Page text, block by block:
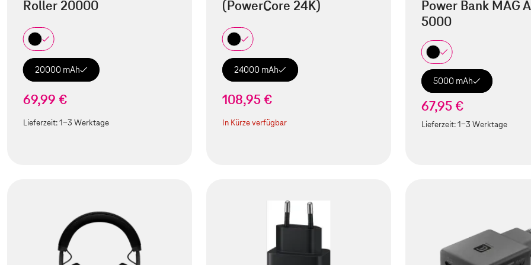
Roller 20000
20000 mAh
69,99 €
Lieferzeit:1-3 Werktage
(PowerCore 24K)
24000 mAh
108,95 €
In Kürze verfügbar
Power Bank MAG
5000
5000 mAh
67,95 €
Lieferzeit:1-3 Werktage